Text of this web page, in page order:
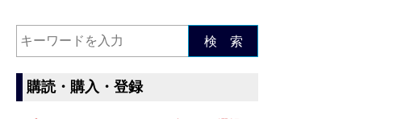
検 索
購読・購入・登録